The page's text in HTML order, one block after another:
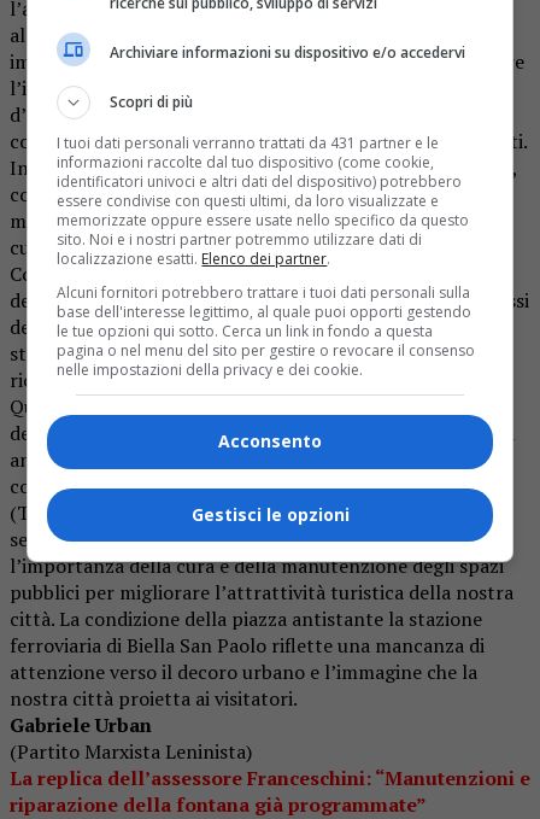
l’altro, conferendo un aspetto di incuria e trascuratezza
all’intera area. Avvicinandosi alla fontana, si vede
immediatamente uno strato di melma marrone che ricopre
l’intera superficie del fondo della vasca. I quattro getti
d’acqua, posti agli angoli della vasca, che dovrebbero
contribuire a rendere la fontana più attraente, sono guasti.
Inoltre ciuffi d’erba sbucano anche dalle grate della vasca,
completando un quadro pietoso di una fontana che
meriterebbe invece di essere valorizzata e mantenuta con
cura.
Come se questo non bastasse, la targa commemorativa
dedicata alla Resistenza partigiana biellese, posta nei pressi
della fontana, che rappresenta un importante simbolo
storico per la nostra comunità, è quasi completamente
ricoperta da un cespuglio che ne impedisce la lettura.
Questo stato di degrado non solo sminuisce l’importanza
del luogo, ma manca di rispetto alla Resistenza partigiana
antifascista che la targa rappresenta. L’amministrazione
comunale, rappresentata dagli assessori Sara Gentile
(Turismo) e Cristiano Franceschini (Arredo Urbano),
sembra ignorare la situazione o non comprendere
l’importanza della cura e della manutenzione degli spazi
pubblici per migliorare l’attrattività turistica della nostra
città. La condizione della piazza antistante la stazione
ferroviaria di Biella San Paolo riflette una mancanza di
attenzione verso il decoro urbano e l’immagine che la
nostra città proietta ai visitatori.
Gabriele Urban
(Partito Marxista Leninista)
La replica dell’assessore Franceschini: “Manutenzioni e
riparazione della fontana già programmate”
Archiviare informazioni su dispositivo e/o accedervi
Scopri di più
I tuoi dati personali verranno trattati da 431 partner e le
informazioni raccolte dal tuo dispositivo (come cookie,
identificatori univoci e altri dati del dispositivo) potrebbero
essere condivise con questi ultimi, da loro visualizzate e
memorizzate oppure essere usate nello specifico da questo
sito. Noi e i nostri partner potremmo utilizzare dati di
localizzazione esatti. Elenco dei partner.
Alcuni fornitori potrebbero trattare i tuoi dati personali sulla
base dell'interesse legittimo, al quale puoi opporti gestendo
le tue opzioni qui sotto. Cerca un link in fondo a questa
pagina o nel menu del sito per gestire o revocare il consenso
nelle impostazioni della privacy e dei cookie.
Acconsento
Gestisci le opzioni